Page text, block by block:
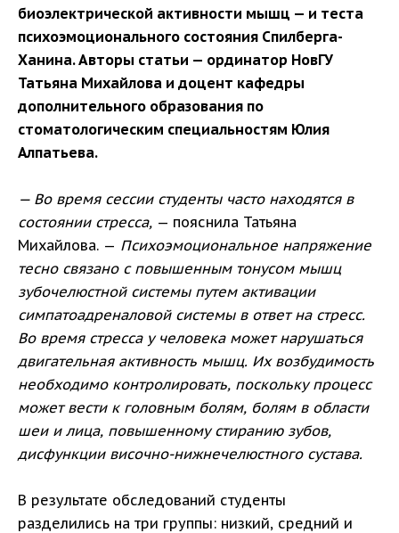
биоэлектрической активности мышц — и теста
психоэмоционального состояния Спилберга-
Ханина. Авторы статьи — ординатор НовГУ
Татьяна Михайлова и доцент кафедры
дополнительного образования по
стоматологическим специальностям Юлия
Алпатьева.
— Во время сессии студенты часто находятся в
состоянии стресса, — пояснила Татьяна
Михайлова. — Психоэмоциональное напряжение
тесно связано с повышенным тонусом мышц
зубочелюстной системы путем активации
симпатоадреналовой системы в ответ на стресс.
Во время стресса у человека может нарушаться
двигательная активность мышц. Их возбудимость
необходимо контролировать, поскольку процесс
может вести к головным болям, болям в области
шеи и лица, повышенному стиранию зубов,
дисфункции височно-нижнечелюстного сустава.
В результате обследований студенты
разделились на три группы: низкий, средний и